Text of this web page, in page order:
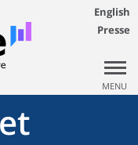
English
Presse
MENU